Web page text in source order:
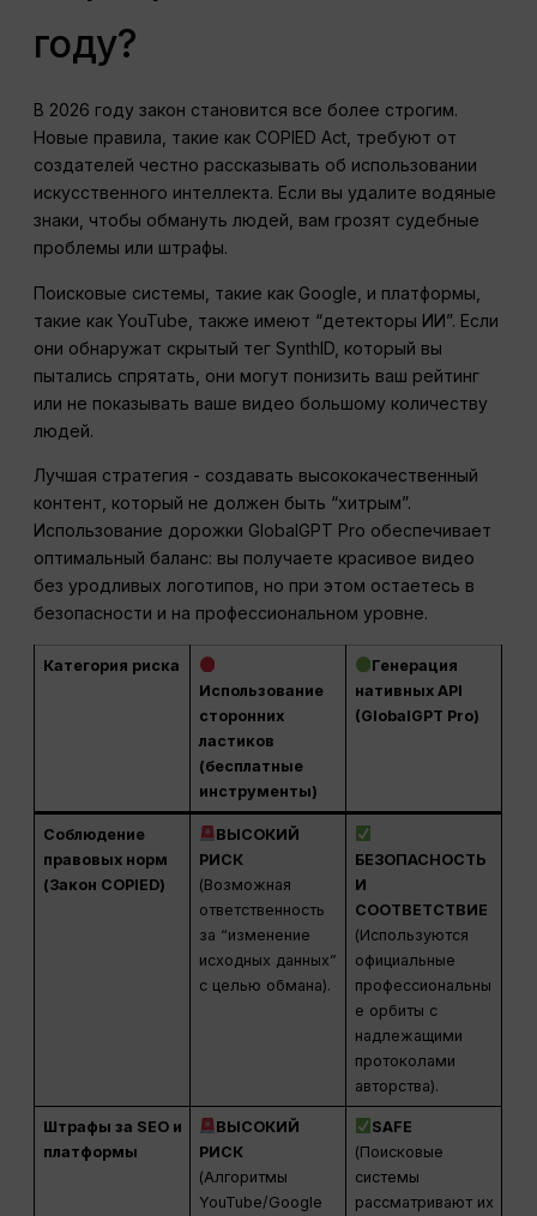
году?
В 2026 году закон становится все более строгим.
Новые правила, такие как COPIED Act, требуют от
создателей честно рассказывать об использовании
искусственного интеллекта. Если вы удалите водяные
знаки, чтобы обмануть людей, вам грозят судебные
проблемы или штрафы.
Поисковые системы, такие как Google, и платформы,
такие как YouTube, также имеют “детекторы ИИ”. Если
они обнаружат скрытый тег SynthID, который вы
пытались спрятать, они могут понизить ваш рейтинг
или не показывать ваше видео большому количеству
людей.
Лучшая стратегия - создавать высококачественный
контент, который не должен быть “хитрым”.
Использование дорожки GlobalGPT Pro обеспечивает
оптимальный баланс: вы получаете красивое видео
без уродливых логотипов, но при этом остаетесь в
безопасности и на профессиональном уровне.
Категория риска
Использование
сторонних
ластиков
(бесплатные
инструменты)
Генерация
нативных API
(GlobalGPT Pro)
Соблюдение
правовых норм
(Закон COPIED)
ВЫСОКИЙ
РИСК
(Возможная
ответственность
за “изменение
исходных данных”
с целью обмана).
БЕЗОПАСНОСТЬ
И
СООТВЕТСТВИЕ
(Используются
официальные
профессиональны
е орбиты с
надлежащими
протоколами
авторства).
Штрафы за SEO и
платформы
ВЫСОКИЙ
РИСК
(Алгоритмы
YouTube/Google
SAFE
(Поисковые
системы
рассматривают их